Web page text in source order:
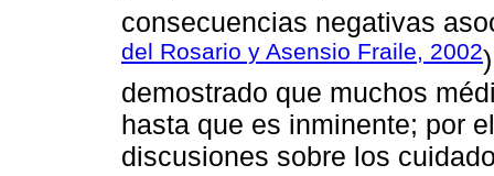
consecuencias negativas
del Rosario y Asensio Fraile, 2002
demostrado que muchos
hasta que es inminente; por
discusiones sobre los